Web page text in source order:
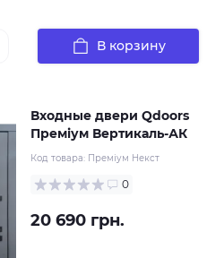
В корзину
Входные двери Qdoors
Преміум Вертикаль-АК
Код товара: Преміум Некст
0
20 690 грн.